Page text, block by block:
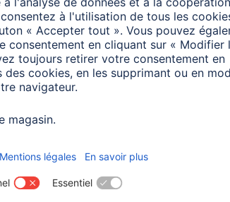
Choisissez un pays
Conditions de garantie